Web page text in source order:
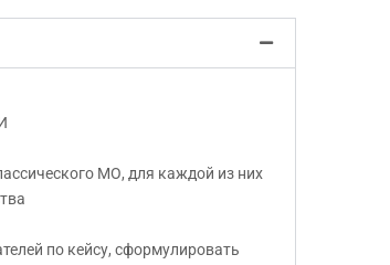
МО, для каждой из них
по кейсу, сформулировать